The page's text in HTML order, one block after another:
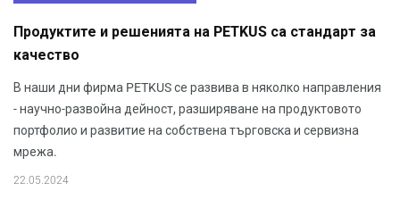
Продуктите и решенията на PETKUS са стандарт за
качество
В наши дни фирма PETKUS се развива в няколко направления
- научно-развойна дейност, разширяване на продуктовото
портфолио и развитие на собствена търговска и сервизна
мрежа.
22.05.2024